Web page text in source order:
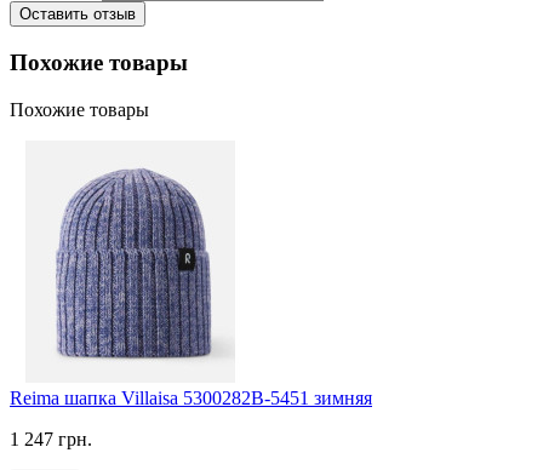
Оставить отзыв
Похожие товары
Похожие товары
Reima шапка Villaisa 5300282B-5451 зимняя
1 247 грн.